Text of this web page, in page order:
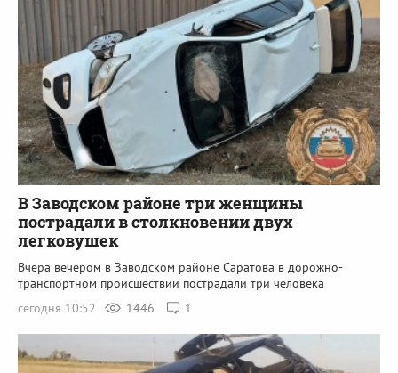
В Заводском районе три женщины
пострадали в столкновении двух
легковушек
Вчера вечером в Заводском районе Саратова в дорожно-
транспортном происшествии пострадали три человека
сегодня 10:52
1446 1